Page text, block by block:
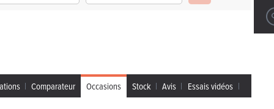
Comparateur Occasions Stock Avis Essais vidéos